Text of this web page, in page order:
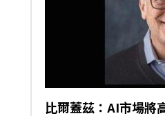
比爾蓋茲：AI市場將